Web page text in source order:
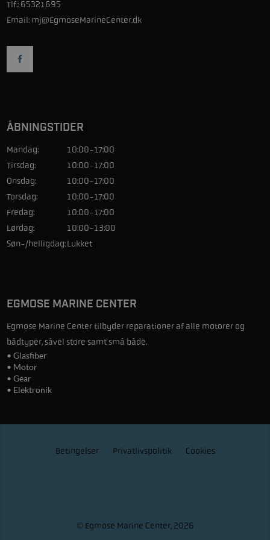
Tlf.: 65321695
Email: mj@EgmoseMarineCenter.dk
ÅBNINGSTIDER
Mandag:
10:00-17:00
Tirsdag:
10:00-17:00
Onsdag:
10:00-17:00
Torsdag:
10:00-17:00
Fredag:
10:00-17:00
Lørdag:
10:00-13:00
Søn-/helligdag:Lukket
EGMOSE MARINE CENTER
Egmose Marine Center tilbyder reparationer af alle motorer og
bådtyper, såvel store samt små både.
• Glasfiber
• Motor
• Gear
• Elektronik
Betingelser Privatlivspolitik Cookies
© Egmose Marine Center, 2026